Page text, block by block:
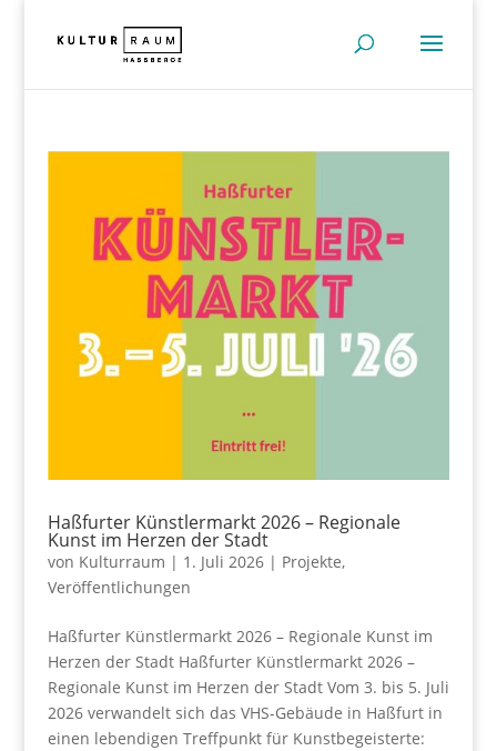
Haßfurter Künstlermarkt 2026 – Regionale
Kunst im Herzen der Stadt
von Kulturraum | 1. Juli 2026| Projekte,
Veröffentlichungen
Haßfurter Künstlermarkt 2026 – Regionale Kunst im
Herzen der Stadt Haßfurter Künstlermarkt 2026 –
Regionale Kunst im Herzen der Stadt Vom 3. bis 5. Juli
2026 verwandelt sich das VHS-Gebäude in Haßfurt in
einen lebendigen Treffpunkt für Kunstbegeisterte: